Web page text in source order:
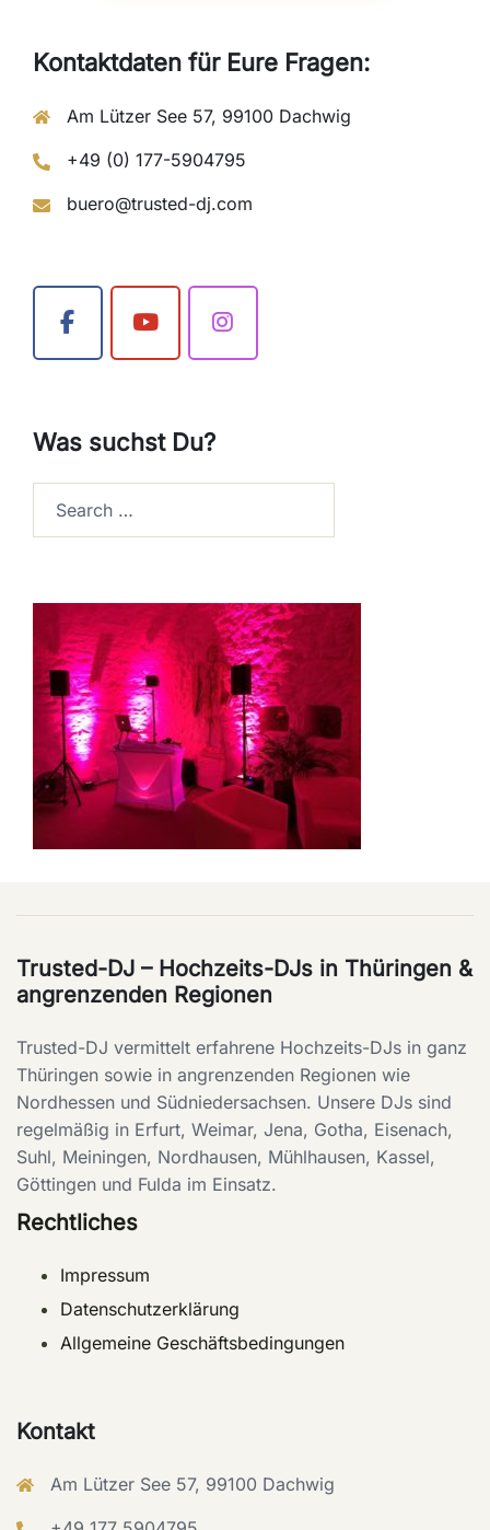
Kontaktdaten für Eure Fragen:
Am Lützer See 57, 99100 Dachwig
+49 (0) 177-5904795
buero@trusted-dj.com
Was suchst Du?
Trusted-DJ – Hochzeits-DJs in Thüringen &
angrenzenden Regionen
Trusted-DJ vermittelt erfahrene Hochzeits-DJs in ganz
Thüringen sowie in angrenzenden Regionen wie
Nordhessen und Südniedersachsen. Unsere DJs sind
regelmäßig in Erfurt, Weimar, Jena, Gotha, Eisenach,
Suhl, Meiningen, Nordhausen, Mühlhausen, Kassel,
Göttingen und Fulda im Einsatz.
Rechtliches
Impressum
Datenschutzerklärung
Allgemeine Geschäftsbedingungen
Kontakt
Am Lützer See 57, 99100 Dachwig